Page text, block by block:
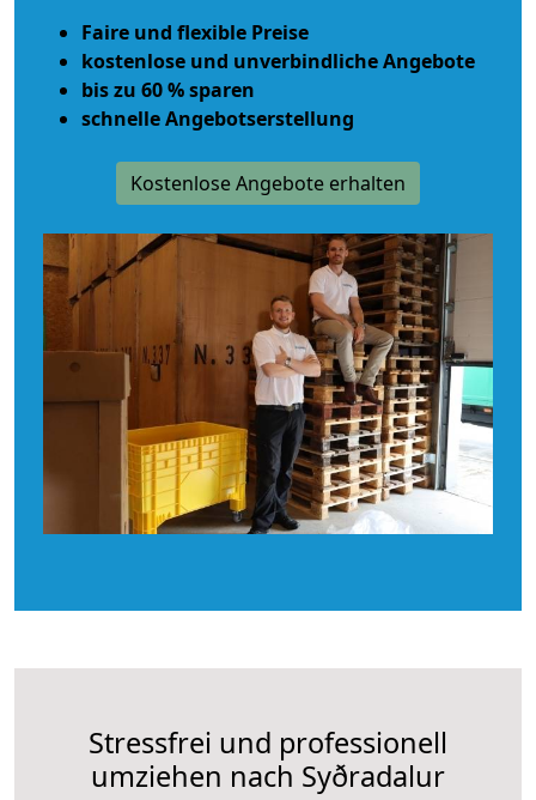
Faire und flexible Preise
kostenlose und unverbindliche Angebote
bis zu 60 % sparen
schnelle Angebotserstellung
Kostenlose Angebote erhalten
Stressfrei und professionell
umziehen nach Syðradalur